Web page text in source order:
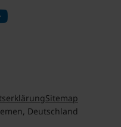
Facebook
auf Instagram
Sie uns bei LinkedIn
Sie uns bei Xing
Besuchen Sie uns bei
Sitemap
Deutschland